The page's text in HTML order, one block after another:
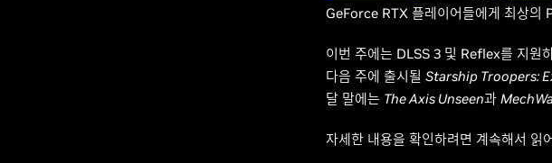
GeForce RTX 플레이어들에게 최상의
이번 주에는 DLSS 3 및 Reflex를 지원
다음 주에 출시될 Starship Troopers:
달 말에는 The Axis Unseen과
자세한 내용을 확인하려면 계속해서 읽